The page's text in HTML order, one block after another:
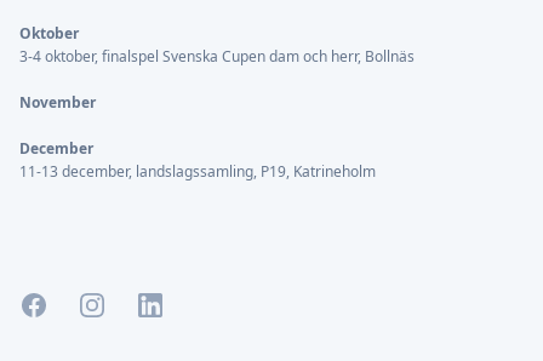
Oktober
3-4 oktober, finalspel Svenska Cupen dam och herr, Bollnäs
November
December
11-13 december, landslagssamling, P19, Katrineholm
FacebookInstagramLinkedIn